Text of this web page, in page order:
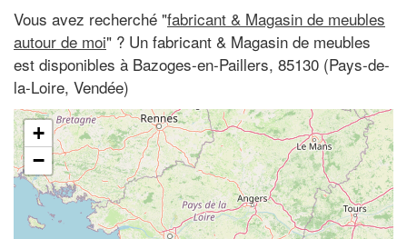
Vous avez recherché "fabricant & Magasin de meubles
autour de moi" ? Un fabricant & Magasin de meubles
est disponibles à Bazoges-en-Paillers, 85130 (Pays-de-
la-Loire, Vendée)
+
−